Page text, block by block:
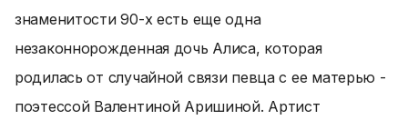
знаменитости 90-х есть еще одна
незаконнорожденная дочь Алиса, которая
родилась от случайной связи певца с ее матерью -
поэтессой Валентиной Аришиной. Артист